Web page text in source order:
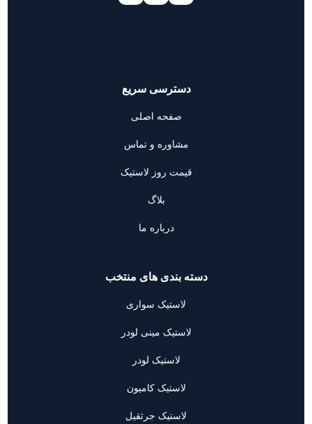
دسترسی سریع
صفحه اصلی
مشاوره و تماس
قیمت روز لاستیک
بلاگ
درباره ما
دسته بندی های منتخب
لاستیک سواری
لاستیک مینی لودر
لاستیک لودر
لاستیک کامیون
لاستیک جرثقیل